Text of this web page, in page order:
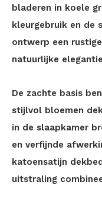
bladeren in koele
kleurgebruik en de
ontwerp een
natuurlijke
De zachte basis
stijlvol bloemen
in de slaapkamer
en verfijnde
katoensatijn
uitstraling